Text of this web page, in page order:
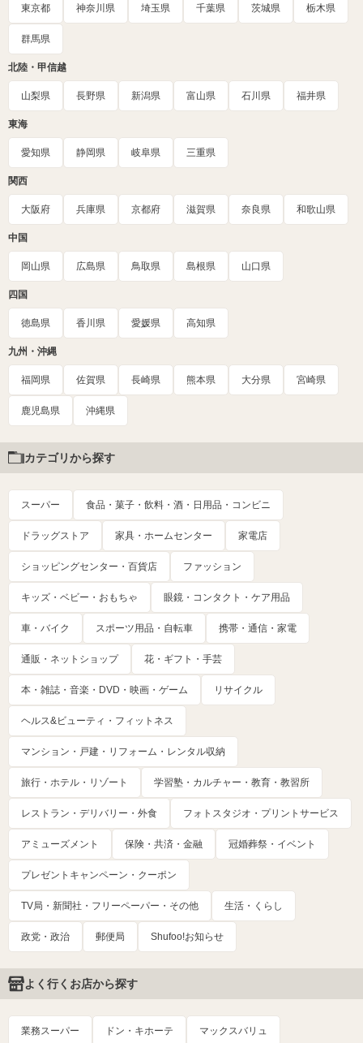
東京都 神奈川県 埼玉県 千葉県 茨城県 栃木県
群馬県
北陸・甲信越
山梨県 長野県 新潟県 富山県 石川県 福井県
東海
愛知県 静岡県 岐阜県 三重県
関西
大阪府 兵庫県 京都府 滋賀県 奈良県 和歌山県
中国
岡山県 広島県 鳥取県 島根県 山口県
四国
徳島県 香川県 愛媛県 高知県
九州・沖縄
福岡県 佐賀県 長崎県 熊本県 大分県 宮崎県
鹿児島県 沖縄県
カテゴリから探す
スーパー 食品・菓子・飲料・酒・日用品・コンビニ
ドラッグストア 家具・ホームセンター 家電店
ショッピングセンター・百貨店 ファッション
キッズ・ベビー・おもちゃ 眼鏡・コンタクト・ケア用品
車・バイク スポーツ用品・自転車 携帯・通信・家電
通販・ネットショップ 花・ギフト・手芸
本・雑誌・音楽・DVD・映画・ゲーム リサイクル
ヘルス&ビューティ・フィットネス
マンション・戸建・リフォーム・レンタル収納
旅行・ホテル・リゾート 学習塾・カルチャー・教育・教習所
レストラン・デリバリー・外食 フォトスタジオ・プリントサービス
アミューズメント 保険・共済・金融 冠婚葬祭・イベント
プレゼントキャンペーン・クーポン
TV局・新聞社・フリーペーパー・その他 生活・くらし
政党・政治 郵便局 Shufoo!お知らせ
よく行くお店から探す
業務スーパー ドン・キホーテ マックスバリュ